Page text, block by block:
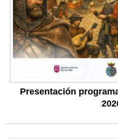
Presentación